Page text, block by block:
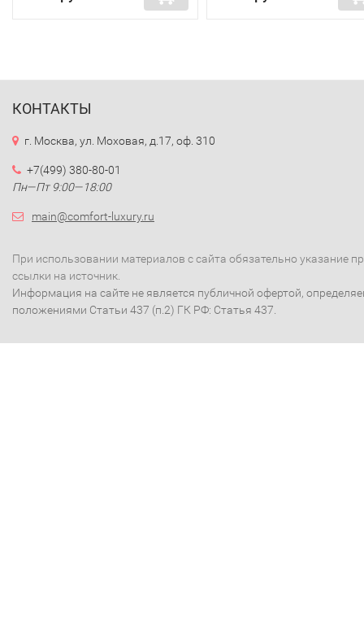
КОНТАКТЫ
г. Москва, ул. Моховая, д.17, оф. 310
+7(499) 380-80-01
Пн—Пт 9:00—18:00
main@comfort-luxury.ru
При использовании материалов с сайта обязательно указание
ссылки на источник.
Информация на сайте не является публичной офертой,
положениями Статьи 437 (п.2) ГК РФ: Статья 437.